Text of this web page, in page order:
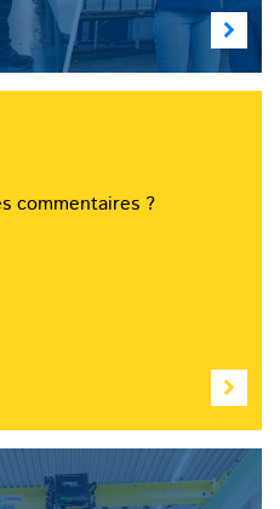
commentaires ?